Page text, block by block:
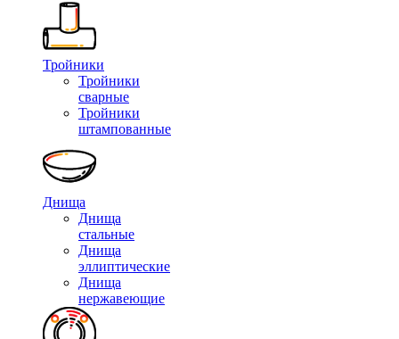
Тройники
Тройники
сварные
Тройники
штампованные
Днища
Днища
стальные
Днища
эллиптические
Днища
нержавеющие